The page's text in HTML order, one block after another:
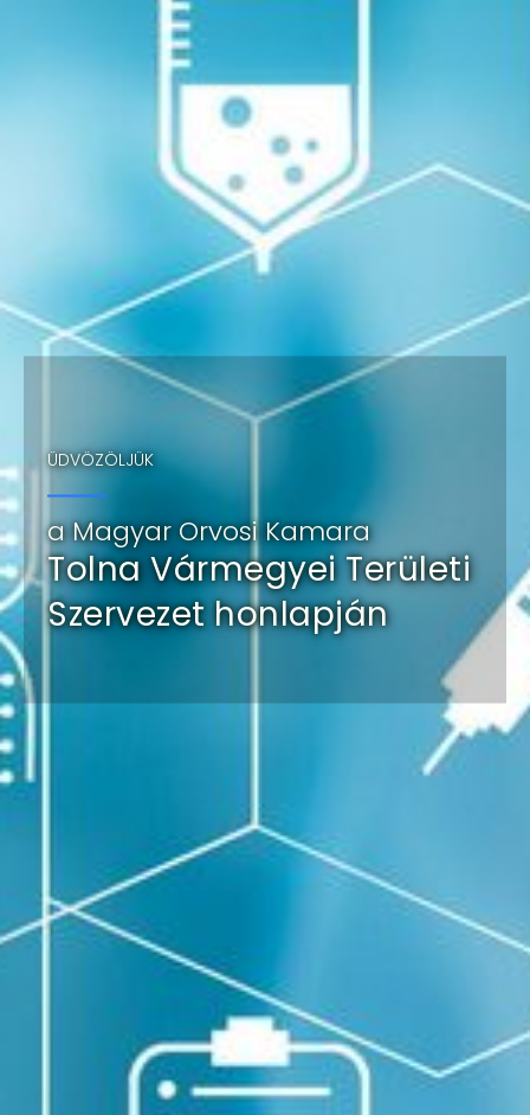
ÜDVÖZÖLJÜK
a Magyar Orvosi Kamara
Tolna Vármegyei Területi
Szervezet honlapján